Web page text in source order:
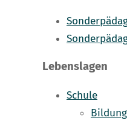
Lebenslagen
Schule